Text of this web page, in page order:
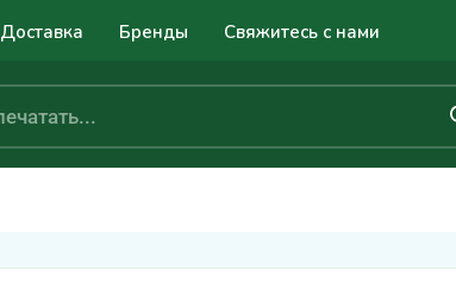
Доставка Бренды Свяжитесь с нами